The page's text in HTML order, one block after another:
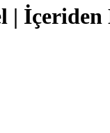
|